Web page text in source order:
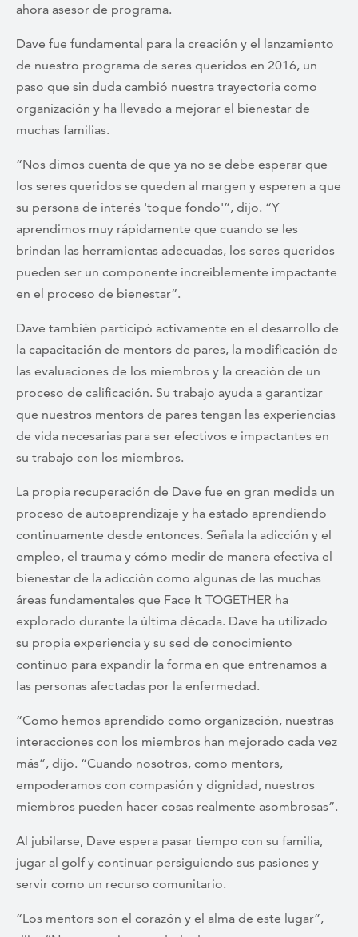
ahora asesor de programa.
Dave fue fundamental para la creación y el lanzamiento
de nuestro programa de seres queridos en 2016, un
paso que sin duda cambió nuestra trayectoria como
organización y ha llevado a mejorar el bienestar de
muchas familias.
“Nos dimos cuenta de que ya no se debe esperar que
los seres queridos se queden al margen y esperen a que
su persona de interés 'toque fondo'”, dijo. “Y
aprendimos muy rápidamente que cuando se les
brindan las herramientas adecuadas, los seres queridos
pueden ser un componente increíblemente impactante
en el proceso de bienestar”.
Dave también participó activamente en el desarrollo de
la capacitación de mentors de pares, la modificación de
las evaluaciones de los miembros y la creación de un
proceso de calificación. Su trabajo ayuda a garantizar
que nuestros mentors de pares tengan las experiencias
de vida necesarias para ser efectivos e impactantes en
su trabajo con los miembros.
La propia recuperación de Dave fue en gran medida un
proceso de autoaprendizaje y ha estado aprendiendo
continuamente desde entonces. Señala la adicción y el
empleo, el trauma y cómo medir de manera efectiva el
bienestar de la adicción como algunas de las muchas
áreas fundamentales que Face It TOGETHER ha
explorado durante la última década. Dave ha utilizado
su propia experiencia y su sed de conocimiento
continuo para expandir la forma en que entrenamos a
las personas afectadas por la enfermedad.
“Como hemos aprendido como organización, nuestras
interacciones con los miembros han mejorado cada vez
más”, dijo. “Cuando nosotros, como mentors,
empoderamos con compasión y dignidad, nuestros
miembros pueden hacer cosas realmente asombrosas”.
Al jubilarse, Dave espera pasar tiempo con su familia,
jugar al golf y continuar persiguiendo sus pasiones y
servir como un recurso comunitario.
“Los mentors son el corazón y el alma de este lugar”,